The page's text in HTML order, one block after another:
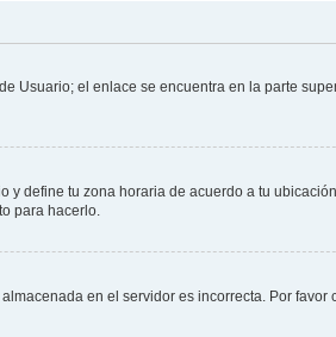
Usuario; el enlace se encuentra en la parte
define tu zona horaria de acuerdo a tu
para hacerlo.
en el servidor es incorrecta. Por favor